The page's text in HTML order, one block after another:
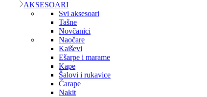
AKSESOARI
Svi aksesoari
Tašne
Novčanici
Naočare
Kaiševi
Ešarpe i marame
Kape
Šalovi i rukavice
Čarape
Nakit